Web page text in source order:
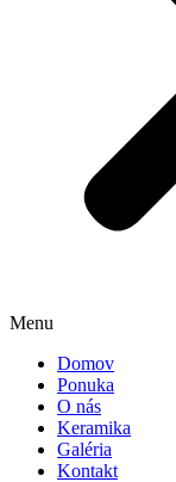
Menu
Domov
Ponuka
O nás
Keramika
Galéria
Kontakt